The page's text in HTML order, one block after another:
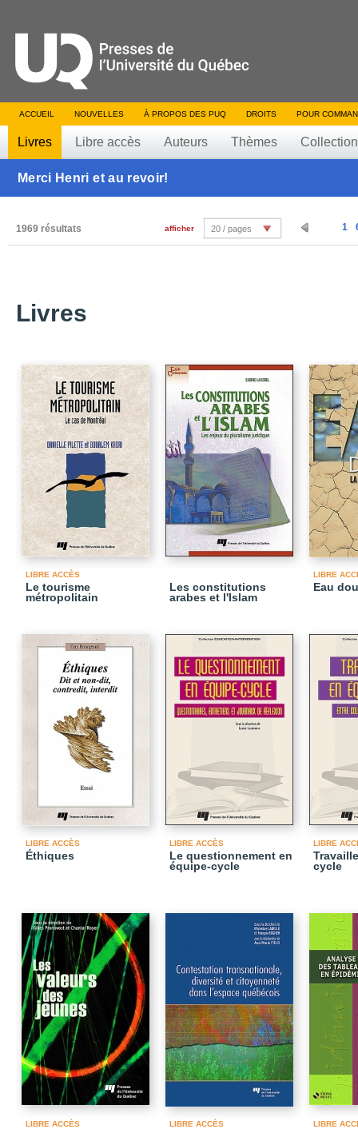
ACCUEIL NOUVELLES À PROPOS DES PUQ DROITS POUR
Livres Libre accès Auteurs Thèmes
Merci Henri et au revoir!
1969 résultats 1
afficher 20 / pages
Livres
LIBRE ACCÈS
Le tourisme
métropolitain
Les constitutions
arabes et l'Islam
LIBRE
Eau
LIBRE ACCÈS
Éthiques
LIBRE ACCÈS
Le questionnement en
équipe-cycle
LIBRE
cycle
LIBRE ACCÈS LIBRE ACCÈS LIBRE